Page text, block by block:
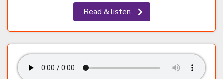
Read & listen